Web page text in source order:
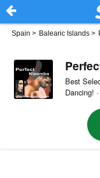
Spain > Balearic Islands >
Best
Dancing!